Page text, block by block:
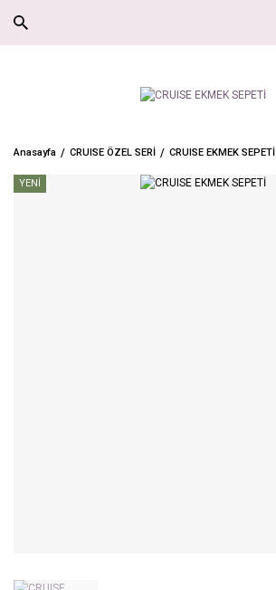
Anasayfa CRUISE ÖZEL SERİ CRUISE EKMEK SEPETİ
YENİ